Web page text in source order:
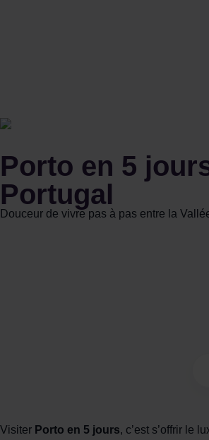
Porto en 5
Portugal
Douceur de vivre pas à pas entre la
Visiter Porto en 5 jours, c’est s’offrir le